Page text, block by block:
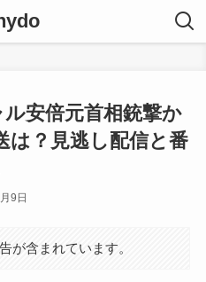
安倍元首相銃撃か
は？見逃し配信と番
9日
が含まれています。